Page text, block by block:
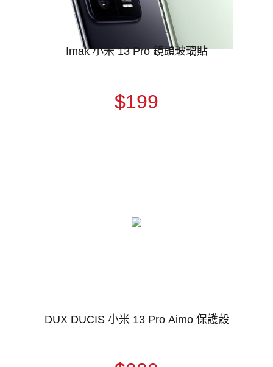
Imak 小米 13 Pro 鏡頭玻璃貼
$199
DUX DUCIS 小米 13 Pro Aimo 保護殼